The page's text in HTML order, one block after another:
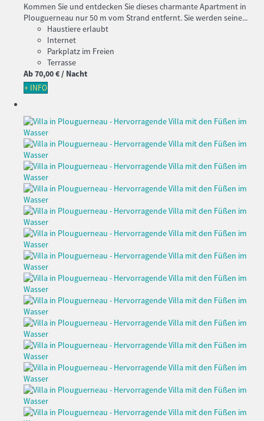
Kommen Sie und entdecken Sie dieses charmante Apartment in
Plouguerneau nur 50 m vom Strand entfernt. Sie werden seine...
Haustiere erlaubt
Internet
Parkplatz im Freien
Terrasse
Ab70,00 €/ Nacht
+ INFO